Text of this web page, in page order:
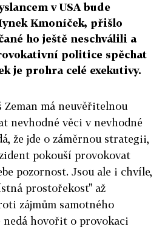
v USA bude
Kmoníček, přišlo
ho ještě neschválili a
politice spěchat
je prohra celé exekutivy.
má neuvěřitelnou
nevhodné věci v nevhodné
že jde o záměrnou strategii,
pokouší provokovat
pozornost. Jsou ale i chvíle,
prostořekost" až
zájmům samotného
nedá hovořit o provokaci